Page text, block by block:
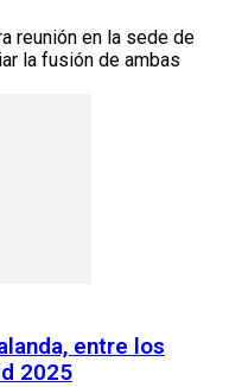
reunión en la sede de
la fusión de ambas
entre los
2025